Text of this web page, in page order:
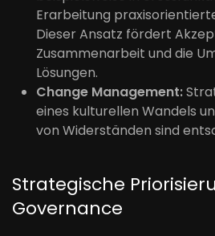
Erarbeitung
Dieser Ansatz fördert
Zusammenarbeit und die
Lösungen.
Change Management:
eines kulturellen Wandels
von Widerständen sind
Strategische
Governance